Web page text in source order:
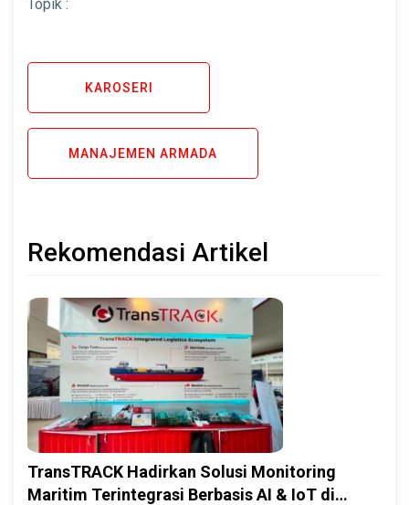
Topik :
KAROSERI
MANAJEMEN ARMADA
Rekomendasi Artikel
TransTRACK Hadirkan Solusi Monitoring
Maritim Terintegrasi Berbasis AI & IoT di